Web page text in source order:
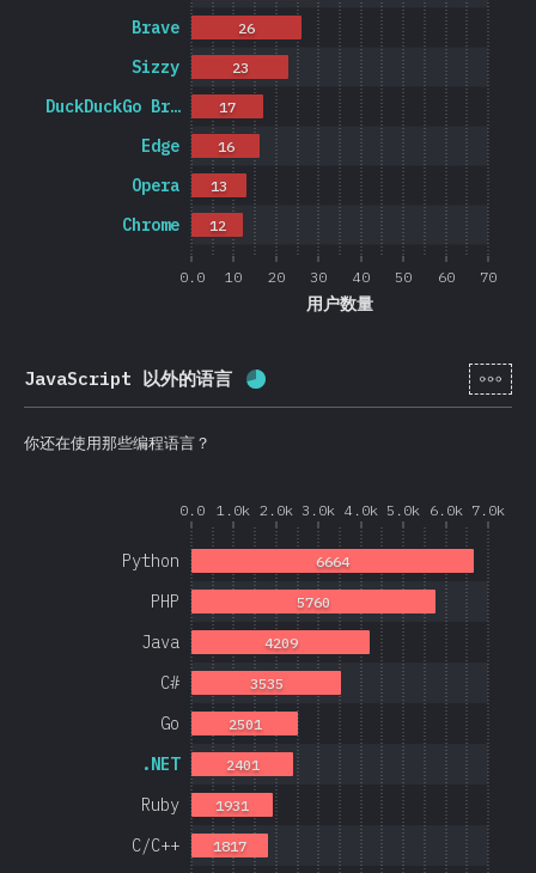
0.0 10 20 30 40 50 60 70
用户数量
Chrome
Opera
Edge
DuckDuckGo Br…
Sizzy
Brave
12
13
16
17
23
26
JavaScript 以外的语言 完成率: [zh-
你还在使用那些编程语言？
0.0 1.0k 2.0k 3.0k 4.0k 5.0k 6.0k 7.0k
C/C++
Ruby
.NET
Go
C#
Java
PHP
Python
1817
1931
2401
2501
3535
4209
5760
6664